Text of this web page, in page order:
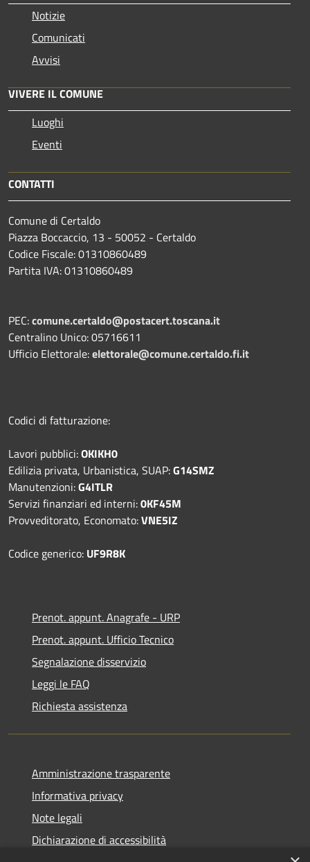
Notizie
Comunicati
Avvisi
VIVERE IL COMUNE
Luoghi
Eventi
CONTATTI
Comune di Certaldo
Piazza Boccaccio, 13 - 50052 - Certaldo
Codice Fiscale: 01310860489
Partita IVA: 01310860489
PEC:comune.certaldo@postacert.toscana.it
Centralino Unico: 05716611
Ufficio Elettorale:elettorale@comune.certaldo.fi.it
Codici di fatturazione:
Lavori pubblici:OKIKH0
Edilizia privata, Urbanistica, SUAP:G14SMZ
Manutenzioni:G4ITLR
Servizi finanziari ed interni:0KF45M
Provveditorato, Economato:VNE5IZ
Codice generico: UF9R8K
Prenot. appunt. Anagrafe - URP
Prenot. appunt. Ufficio Tecnico
Segnalazione disservizio
Leggi le FAQ
Richiesta assistenza
Amministrazione trasparente
Informativa privacy
Note legali
Dichiarazione di accessibilità